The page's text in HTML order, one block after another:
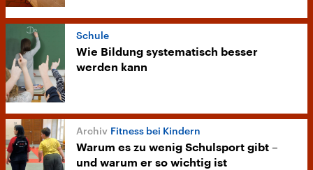
Schule
Wie Bildung systematisch besser
werden kann
Fitness bei Kindern
Warum es zu wenig Schulsport gibt –
und warum er so wichtig ist